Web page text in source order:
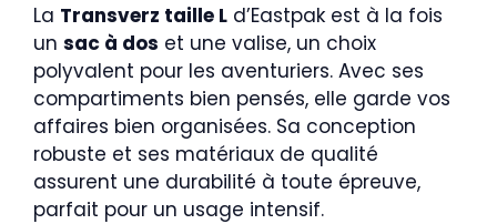
La Transverz taille L d’Eastpak est à la fois
un sac à dos et une valise, un choix
polyvalent pour les aventuriers. Avec ses
compartiments bien pensés, elle garde vos
affaires bien organisées. Sa conception
robuste et ses matériaux de qualité
assurent une durabilité à toute épreuve,
parfait pour un usage intensif.